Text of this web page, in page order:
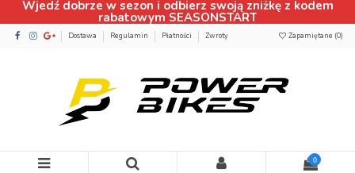
Wjedź dobrze w sezon i odbierz swoją zniżkę z kodem
rabatowym SEASONSTART
Dostawa Regulamin Płatności Zwroty Zapamiętane (0)
0